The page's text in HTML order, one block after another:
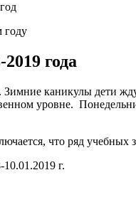
года
Зимние каникулы дети
уровне.
что ряд
г.